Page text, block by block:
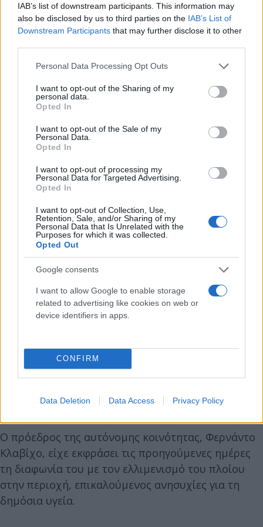
IAB’s list of downstream participants. This information may
also be disclosed by us to third parties on the IAB’s List of
Downstream Participants that may further disclose it to other
Please note that this website/app uses one or more Google
not limited to your visit or usage behaviour. You may click to
grant or deny consent to Google and its third-party tags to
use your data for below specified purposes in below Google
consent section.
Personal Data Processing Opt Outs
I want to opt-out of the Sharing of my
personal data.
Opted In
I want to opt-out of the Sale of my
Personal Data.
Opted In
I want to opt-out of processing my
Personal Data for Targeted Advertising.
Opted In
I want to opt-out of Collection, Use,
Retention, Sale, and/or Sharing of my
Personal Data that Is Unrelated with the
Purposes for which it was collected.
Opted Out
Google consents
I want to allow Google to enable storage
related to advertising like cookies on web or
device identifiers in apps.
CONFIRM
Data Deletion Data Access Privacy Policy
καθημερινή παρακολούθηση κατ' οίκον για
διάστημα 42 ημερών, όπως σημειώνει το
Παράλληλα, οι 14 Ισπανοί επιβάτες θα
προστασίας FFP2, όπως και το προσωπικό που
συμμετέχει στις μεταφορές και τις επιχειρήσεις
υποστήριξης.
Στη συνέχεια θα μεταφερθούν σε στρατιωτικό
νοσοκομείο, όπου θα παραμείνουν σε ατομικά
δωμάτια χωρίς επισκέψεις. Οι υγειονομικές αρχές
της Ισπανίας ανακοίνωσαν ότι θα υποβληθούν σε
PCR τεστ κατά την άφιξη και επτά ημέρες αργότερα.
Αντιδράσεις και φόβοι στις Κανάριες Νήσους
Η άφιξη του πλοίου έχει προκαλέσει έντονες
Κανάριες Νήσους.
Ο πρόεδρος της αυτόνομης κοινότητας, Φερνάντο
Κλαβίχο, είχε εκφράσει τις προηγούμενες ημέρες
τη διαφωνία του με τον ελλιμενισμό του πλοίου
στην περιοχή, επικαλούμενος ανησυχίες για τη
δημόσια υγεία.